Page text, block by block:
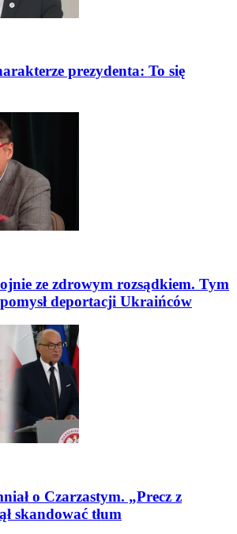
prezydenta: To się
ze zdrowym rozsądkiem. Tym
deportacji Ukraińców
o Czarzastym. „Precz z
skandować tłum